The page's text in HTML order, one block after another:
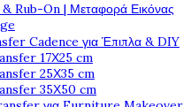
Rub-On | Μεταφορά Εικόνας
Cadence για Έπιπλα & DIY
17Χ25 cm
25Χ35 cm
35Χ50 cm